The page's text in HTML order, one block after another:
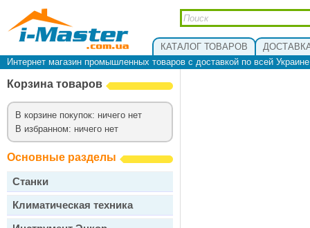
КАТАЛОГ ТОВАРОВ
Интернет магазин промышленных товаров с доставкой по всей
Корзина товаров
В корзине покупок: ничего нет
В избранном: ничего нет
Основные разделы
Станки
Климатическая техника